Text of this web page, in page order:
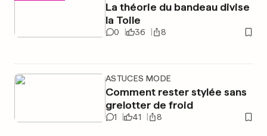
La théorie du bandeau divise
la Toile
0 36 8
ASTUCES MODE
Comment rester stylée sans
grelotter de froid
1 41 8